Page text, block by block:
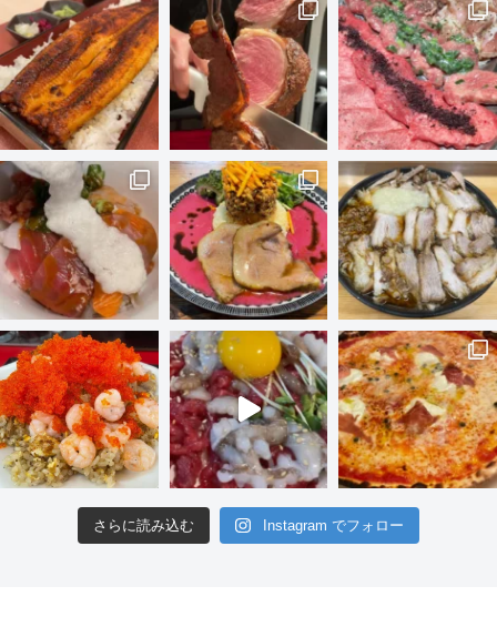
さらに読み込む Instagram でフォロー